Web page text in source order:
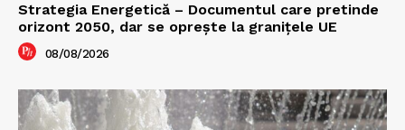
Strategia Energetică – Documentul care pretinde
orizont 2050, dar se oprește la granițele UE
08/08/2026